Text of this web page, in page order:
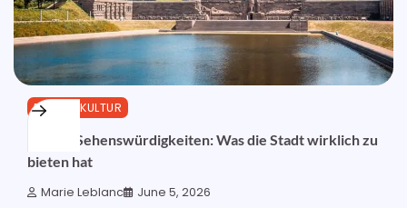
REISE & KULTUR
Leipzig Sehenswürdigkeiten: Was die Stadt wirklich zu
bieten hat
Marie Leblanc June 5, 2026